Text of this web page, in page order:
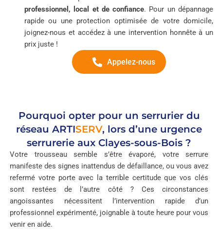
professionnel, local et de confiance. Pour un dépannage
rapide ou une protection optimisée de votre domicile,
joignez-nous et accédez à une intervention honnête à un
prix juste !
Appelez-nous
Pourquoi opter pour un serrurier du
réseau ARTISERV, lors d’une urgence
serrurerie aux Clayes-sous-Bois ?
Votre trousseau semble s’être évaporé, votre serrure
manifeste des signes inattendus de défaillance, ou vous avez
refermé votre porte avec la terrible certitude que vos clés
sont restées de l’autre côté ? Ces circonstances
angoissantes nécessitent l’intervention rapide d’un
professionnel expérimenté, joignable à toute heure pour vous
venir en aide.